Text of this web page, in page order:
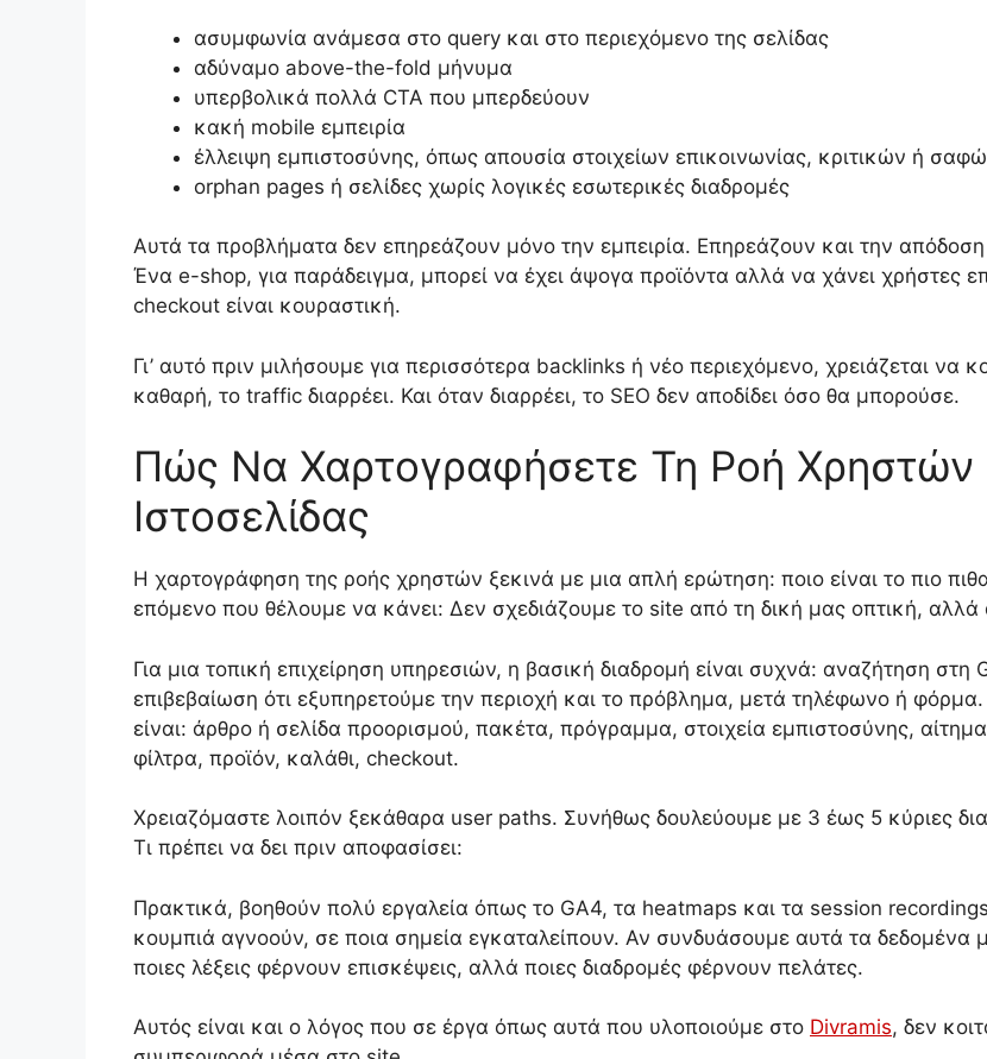
ασυμφωνία ανάμεσα στο query και στο περιεχόμενο της σελίδας
αδύναμο above-the-fold μήνυμα
υπερβολικά πολλά CTA που μπερδεύουν
κακή mobile εμπειρία
έλλειψη εμπιστοσύνης, όπως απουσία στοιχείων επικοινωνίας, κριτικών ή
orphan pages ή σελίδες χωρίς λογικές εσωτερικές διαδρομές
Αυτά τα προβλήματα δεν επηρεάζουν μόνο την εμπειρία. Επηρεάζουν και την απόδοση
Ένα e-shop, για παράδειγμα, μπορεί να έχει άψογα προϊόντα αλλά να χάνει χρήστες
checkout είναι κουραστική.
Γι’ αυτό πριν μιλήσουμε για περισσότερα backlinks ή νέο περιεχόμενο, χρειάζεται να
καθαρή, το traffic διαρρέει. Και όταν διαρρέει, το SEO δεν αποδίδει όσο θα μπορούσε.
Πώς Να Χαρτογραφήσετε Τη Ροή Χρηστών
Ιστοσελίδας
Η χαρτογράφηση της ροής χρηστών ξεκινά με μια απλή ερώτηση: ποιο είναι το πιο
επόμενο που θέλουμε να κάνει: Δεν σχεδιάζουμε το site από τη δική μας οπτική, αλλά
Για μια τοπική επιχείρηση υπηρεσιών, η βασική διαδρομή είναι συχνά: αναζήτηση
επιβεβαίωση ότι εξυπηρετούμε την περιοχή και το πρόβλημα, μετά τηλέφωνο ή φόρμα.
είναι: άρθρο ή σελίδα προορισμού, πακέτα, πρόγραμμα, στοιχεία εμπιστοσύνης,
φίλτρα, προϊόν, καλάθι, checkout.
Χρειαζόμαστε λοιπόν ξεκάθαρα user paths. Συνήθως δουλεύουμε με 3 έως 5 κύριες
Τι πρέπει να δει πριν αποφασίσει:
Πρακτικά, βοηθούν πολύ εργαλεία όπως το GA4, τα heatmaps και τα session
κουμπιά αγνοούν, σε ποια σημεία εγκαταλείπουν. Αν συνδυάσουμε αυτά τα
ποιες λέξεις φέρνουν επισκέψεις, αλλά ποιες διαδρομές φέρνουν πελάτες.
Αυτός είναι και ο λόγος που σε έργα όπως αυτά που υλοποιούμε στο Divramis, δεν